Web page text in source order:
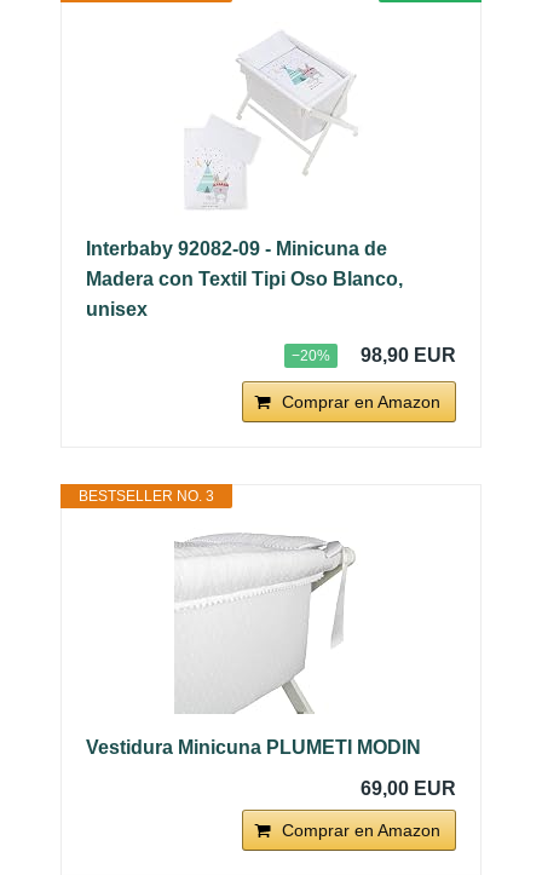
Interbaby 92082-09 - Minicuna de
Madera con Textil Tipi Oso Blanco,
unisex
−20% 98,90 EUR
Comprar en Amazon
BESTSELLER NO. 3
Vestidura Minicuna PLUMETI MODIN
69,00 EUR
Comprar en Amazon